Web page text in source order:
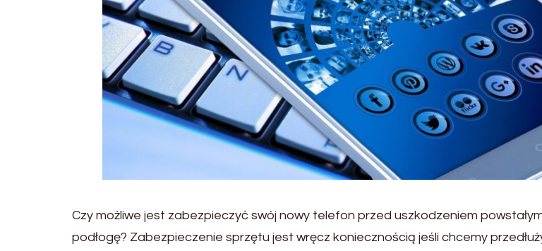
Czy możliwe jest zabezpieczyć swój nowy telefon przed uszkodzeniem
podłogę? Zabezpieczenie sprzętu jest wręcz koniecznością jeśli chcemy